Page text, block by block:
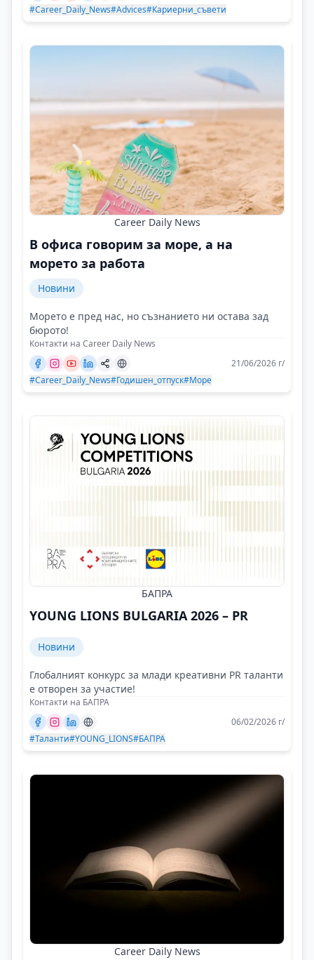
#Career_Daily_News#Advices#Кариерни_съвети
Career Daily News
В офиса говорим за море, а на
морето за работа
Новини
Морето е пред нас, но съзнанието ни остава зад
бюрото!
Контакти на Career Daily News
21/06/2026 г/
#Career_Daily_News#Годишен_отпуск#Море
БАПРА
YOUNG LIONS BULGARIA 2026 – PR
Новини
Глобалният конкурс за млади креативни PR таланти
е отворен за участие!
Контакти на БАПРА
06/02/2026 г/
#Таланти#YOUNG_LIONS#БАПРА
Career Daily News